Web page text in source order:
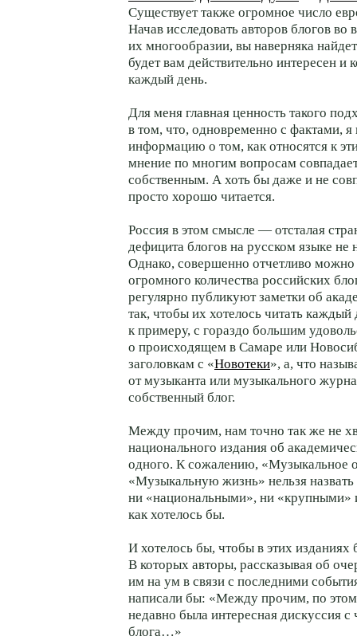
Существует также огромное число
Начав исследовать авторов блогов во
их многообразии, вы наверняка
будет вам действительно интересен и
каждый день.
Для меня главная ценность такого
в том, что, одновременно с фактами,
информацию о том, как относятся к
мнение по многим вопросам
собственным. А хоть бы даже и не
просто хорошо читается.
Россия в этом смысле — отсталая
дефицита блогов на русском языке не
Однако, совершенно отчетливо можно
огромного количества российских
регулярно публикуют заметки об
так, чтобы их хотелось читать каждый
к примеру, с гораздо большим
о происходящем в Самаре или
заголовкам с «Новотеки», а, что
от музыканта или музыкального
собственный блог.
Между прочим, нам точно так же не
национального издания об
одного. К сожалению, «Музыкальное
«Музыкальную жизнь» нельзя назвать
ни «национальными», ни «крупными»
как хотелось бы.
И хотелось бы, чтобы в этих изданиях
В которых авторы, рассказывая об
им на ум в связи с последними
написали бы: «Между прочим, по
недавно была интересная дискуссия с
блога…»